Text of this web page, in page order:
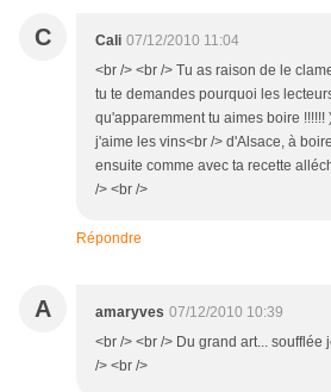
C Cali 07/12/2010 11:04
<br /> <br /> Tu as raison de le
tu te demandes pourquoi les
qu'apparemment tu aimes boire !!!!!!
j'aime les vins<br /> d'Alsace, à
ensuite comme avec ta recette
/> <br />
Répondre
A amaryves 07/12/2010 10:39
<br /> <br /> Du grand art... soufflée
/> <br />